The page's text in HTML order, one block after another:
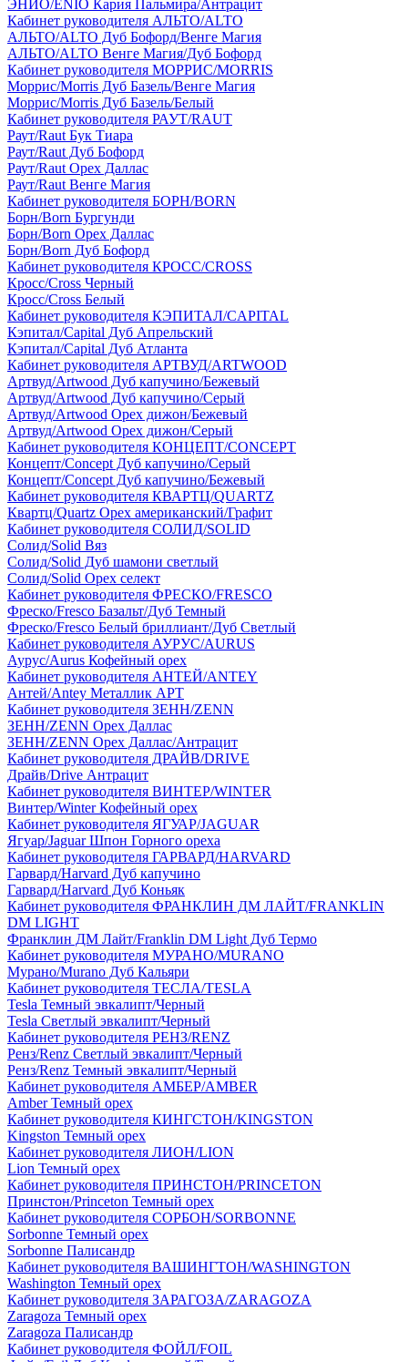
ЭНИО/ENIO Кария Пальмира/Антрацит
Кабинет руководителя АЛЬТО/ALTO
АЛЬТО/ALTO Дуб Бофорд/Венге Магия
АЛЬТО/ALTO Венге Магия/Дуб Бофорд
Кабинет руководителя МОРРИС/MORRIS
Моррис/Morris Дуб Базель/Венге Магия
Моррис/Morris Дуб Базель/Белый
Кабинет руководителя РАУТ/RAUT
Раут/Raut Бук Тиара
Раут/Raut Дуб Бофорд
Раут/Raut Орех Даллас
Раут/Raut Венге Магия
Кабинет руководителя БОРН/BORN
Борн/Born Бургунди
Борн/Born Орех Даллас
Борн/Born Дуб Бофорд
Кабинет руководителя КРОСС/CROSS
Кросс/Cross Черный
Кросс/Cross Белый
Кабинет руководителя КЭПИТАЛ/CAPITAL
Кэпитал/Capital Дуб Апрельский
Кэпитал/Capital Дуб Атланта
Кабинет руководителя АРТВУД/ARTWOOD
Артвуд/Artwood Дуб капучино/Бежевый
Артвуд/Artwood Дуб капучино/Серый
Артвуд/Artwood Орех дижон/Бежевый
Артвуд/Artwood Орех дижон/Серый
Кабинет руководителя КОНЦЕПТ/CONCEPT
Концепт/Concept Дуб капучино/Серый
Концепт/Concept Дуб капучино/Бежевый
Кабинет руководителя КВАРТЦ/QUARTZ
Квартц/Quartz Орех американский/Графит
Кабинет руководителя СОЛИД/SOLID
Солид/Solid Вяз
Солид/Solid Дуб шамони светлый
Солид/Solid Орех селект
Кабинет руководителя ФРЕСКО/FRESCO
Фреско/Fresco Базальт/Дуб Темный
Фреско/Fresco Белый бриллиант/Дуб Светлый
Кабинет руководителя АУРУС/AURUS
Аурус/Aurus Кофейный орех
Кабинет руководителя АНТЕЙ/ANTEY
Антей/Antey Металлик АРТ
Кабинет руководителя ЗЕНН/ZENN
ЗЕНН/ZENN Орех Даллас
ЗЕНН/ZENN Орех Даллас/Антрацит
Кабинет руководителя ДРАЙВ/DRIVE
Драйв/Drive Антрацит
Кабинет руководителя ВИНТЕР/WINTER
Винтер/Winter Кофейный орех
Кабинет руководителя ЯГУАР/JAGUAR
Ягуар/Jaguar Шпон Горного ореха
Кабинет руководителя ГАРВАРД/HARVARD
Гарвард/Harvard Дуб капучино
Гарвард/Harvard Дуб Коньяк
Кабинет руководителя ФРАНКЛИН ДМ ЛАЙТ/FRANKLIN
DM LIGHT
Франклин ДМ Лайт/Franklin DM Light Дуб Термо
Кабинет руководителя МУРАНО/MURANO
Мурано/Murano Дуб Кальяри
Кабинет руководителя ТЕСЛА/TESLA
Tesla Темный эвкалипт/Черный
Tesla Светлый эвкалипт/Черный
Кабинет руководителя РЕНЗ/RENZ
Ренз/Renz Светлый эвкалипт/Черный
Ренз/Renz Темный эвкалипт/Черный
Кабинет руководителя АМБЕР/AMBER
Amber Темный орех
Кабинет руководителя КИНГСТОН/KINGSTON
Kingston Темный орех
Кабинет руководителя ЛИОН/LION
Lion Темный орех
Кабинет руководителя ПРИНСТОН/PRINCETON
Принстон/Princeton Темный орех
Кабинет руководителя СОРБОН/SORBONNE
Sorbonne Темный орех
Sorbonne Палисандр
Кабинет руководителя ВАШИНГТОН/WASHINGTON
Washington Темный орех
Кабинет руководителя ЗАРАГОЗА/ZARAGOZA
Zaragoza Темный орех
Zaragoza Палисандр
Кабинет руководителя ФОЙЛ/FOIL